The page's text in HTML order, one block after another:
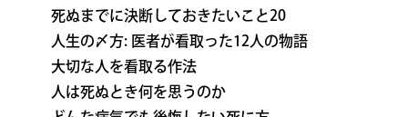
死ぬまでに決断しておきたいこと20
人生の〆方: 医者が看取った12人の物語
大切な人を看取る作法
人は死ぬとき何を思うのか